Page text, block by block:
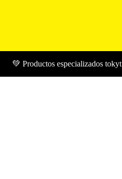
💚 Productos especializados tokyt